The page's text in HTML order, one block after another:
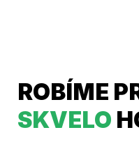
ROBÍME
SKVELO